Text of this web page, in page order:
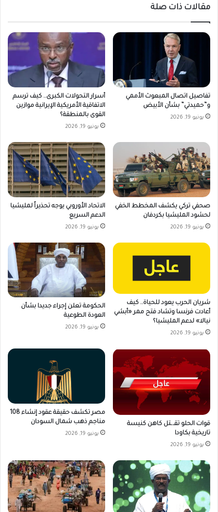
مقالات ذات صلة
تفاصيل اتصال المبعوث الأممي
و”حميدتي” بشأن الأبيض
يونيو 19, 2026
أسرار التحولات الكبرى.. كيف ترسم
الاتفاقية الأمريكية الإيرانية موازين
القوى بالمنطقة؟
يونيو 19, 2026
صحفي تركي يكشف المخطط الخفي
لحشود المليشيا بكردفان
يونيو 19, 2026
الاتحاد الأوروبي يوجه تحذيراً لمليشيا
الدعم السريع
يونيو 19, 2026
شريان الحرب يعود للحياة.. كيف
أعادت فرنسا وتشاد فتح ممر «أبشي
نيالا» لدعم المليشيا؟
يونيو 19, 2026
الحكومة تعلن إجراء جديدا بشأن
العودة الطوعية
يونيو 19, 2026
قوات الحلو تقـ.ـتل كاهن كنيسة
تاريخية بكاودا
يونيو 19, 2026
مصر تكشف حقيقة عقود إنشاء 108
مناجم ذهب شمال السودان
يونيو 19, 2026